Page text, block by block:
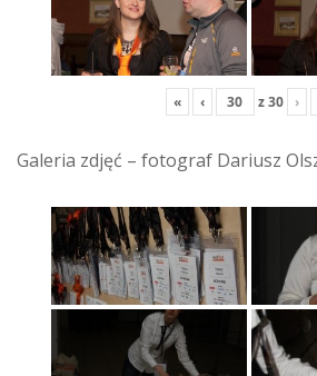
« ‹ z30 ›
Galeria zdjęć – fotograf Dariusz